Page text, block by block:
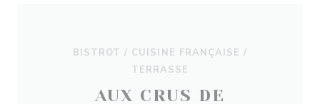
BISTROT / CUISINE FRANÇAISE /
TERRASSE
AUX CRUS DE